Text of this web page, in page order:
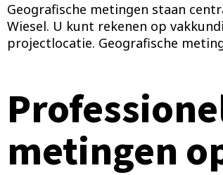
Geografische metingen staan
Wiesel. U kunt rekenen op
projectlocatie. Geografische
metingen